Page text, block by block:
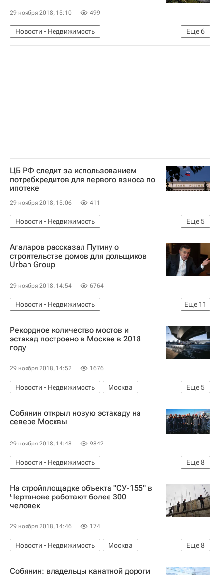
29 ноября 2018, 15:10 499
Еще6
Новости - Недвижимость
Московская область (Подмосковье)
ЦБ РФ следит за использованием
потребкредитов для первого взноса по
ипотеке
29 ноября 2018, 15:06 411
Еще5
Новости - Недвижимость
Центральный Банк РФ (ЦБ РФ)
Банки
Кредиты
Ипотека Россия
Агаларов рассказал Путину о
строительстве домов для дольщиков
Urban Group
29 ноября 2018, 14:54 6764
Еще 11
Новости - Недвижимость
Проблемы девелоперской компании Urban Group
Москва
Араз Агаларов
Владимир Путин
Crocus Group
Строительство
Дольщики
Недвижимость
Россия
Рекордное количество мостов и
эстакад построено в Москве в 2018
году
29 ноября 2018, 14:52 1676
Еще5
Новости - Недвижимость
Москва
Сергей Собянин
Правительство г. Москвы
Строительство
Инфраструктура
Собянин открыл новую эстакаду на
севере Москвы
29 ноября 2018, 14:48 9842
Еще8
Новости - Недвижимость
Северо-Восточная хорда в Москве
Москва
Сергей Собянин
Правительство г. Москвы
Строительство
Россия
На стройплощадке объекта "СУ-155" в
Чертанове работают более 300
человек
29 ноября 2018, 14:46 174
Еще8
Новости - Недвижимость
Москва
Москомстройинвест
Собянин: владельцы канатной дороги